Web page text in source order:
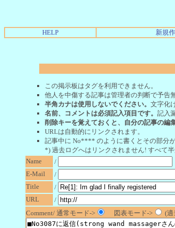
HELP 新規
この掲示板はタグを利用できません。
他人を中傷する記事は管理者の判断で予告
半角カナは使用しないでください。 文字化
名前、コメントは必須記入項目です。 記入
削除キーを覚えておくと、自分の記事の編
URLは自動的にリンクされます。
記事中に No**** のように書くとその部分
*) 過去ログへはリンクされません! すべて
Name
/
E-Mail
/
Title
/
URL
/
Comment/ 通常モード->
図表モード-> (適